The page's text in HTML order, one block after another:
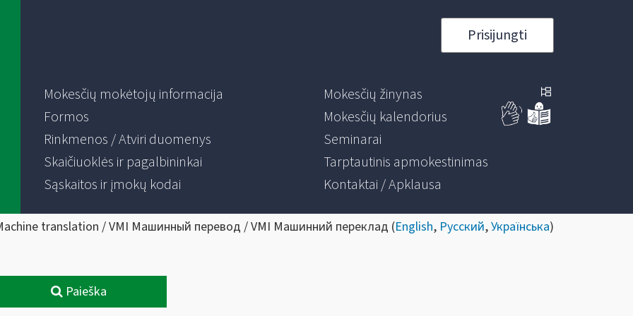
Prisijungti
Mokesčių mokėtojų informacija
Formos
Rinkmenos / Atviri duomenys
Skaičiuoklės ir pagalbininkai
Sąskaitos ir įmokų kodai
Mokesčių žinynas
Mokesčių kalendorius
Seminarai
Tarptautinis apmokestinimas
Kontaktai / Apklausa
translation / VMI Машинный перевод / VMI Машинний переклад (English, Русский,Українська)
Paieška